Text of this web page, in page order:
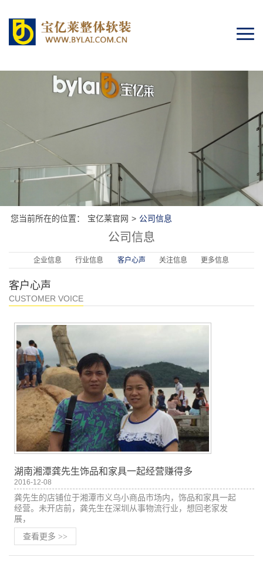
您当前所在的位置： 宝亿莱官网 > 公司信息
公司信息
企业信息 行业信息 客户心声 关注信息 更多信息
客户心声
CUSTOMER VOICE
湖南湘潭龚先生饰品和家具一起经营赚得多
2016-12-08
龚先生的店铺位于湘潭市义乌小商品市场内，饰品和家具一起
经营。未开店前，龚先生在深圳从事物流行业，想回老家发
展，
查看更多 >>